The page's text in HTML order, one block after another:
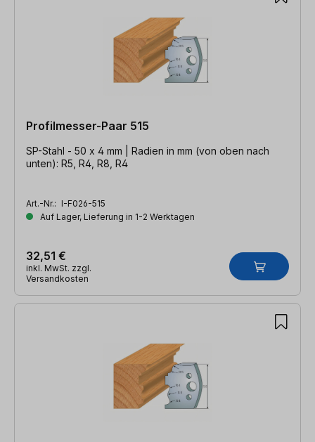
Profilmesser-Paar 515
SP-Stahl - 50 x 4 mm | Radien in mm (von oben nach
unten): R5, R4, R8, R4
Art.-Nr.: I-F026-515
Auf Lager, Lieferung in 1-2 Werktagen
32,51 €
inkl. MwSt. zzgl.
Versandkosten